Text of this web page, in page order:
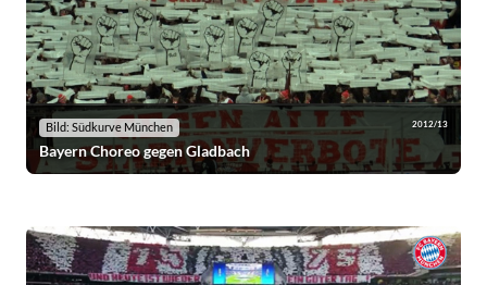
Bild: Südkurve München 2012/13
Bayern Choreo gegen Gladbach